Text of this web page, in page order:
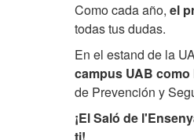
Como cada año, el
todas tus dudas.
En el estand de la
campus UAB
de Prevención y
¡El Saló de